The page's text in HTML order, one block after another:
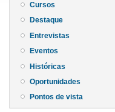
Cursos
Destaque
Entrevistas
Eventos
Históricas
Oportunidades
Pontos de vista